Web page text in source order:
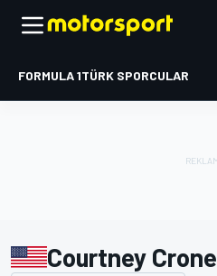
FORMULA 1TÜRK SPORCULAR
Courtney Crone